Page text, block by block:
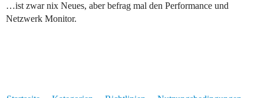
…ist zwar nix Neues, aber befrag mal den Performance und
Netzwerk Monitor.